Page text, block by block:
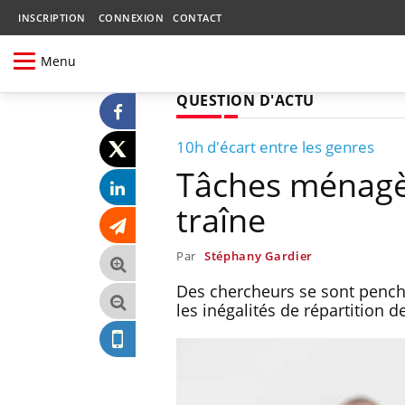
INSCRIPTION CONNEXION CONTACT
Menu
QUESTION D'ACTU
10h d'écart entre les genres
Tâches
traîne
Par Stéphany Gardier
Des chercheurs se sont
les inégalités de répartition